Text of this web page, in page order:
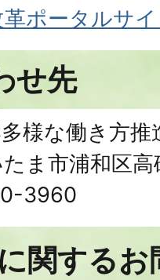
ポータルサ
せ先
様な働き方推
ま市浦和区
3960
関する